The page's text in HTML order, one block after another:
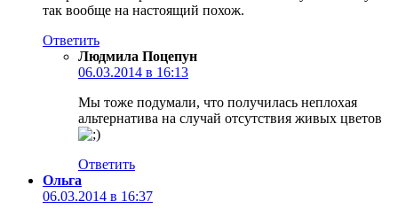
так вообще на настоящий похож.
Ответить
Людмила Поцепун
06.03.2014 в 16:13
Мы тоже подумали, что получилась неплохая
альтернатива на случай отсутствия живых цветов
Ответить
Ольга
06.03.2014 в 16:37